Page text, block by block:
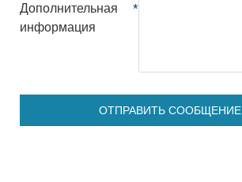
Дополнительная
информация
ОТПРАВИТЬ СООБЩЕНИЕ